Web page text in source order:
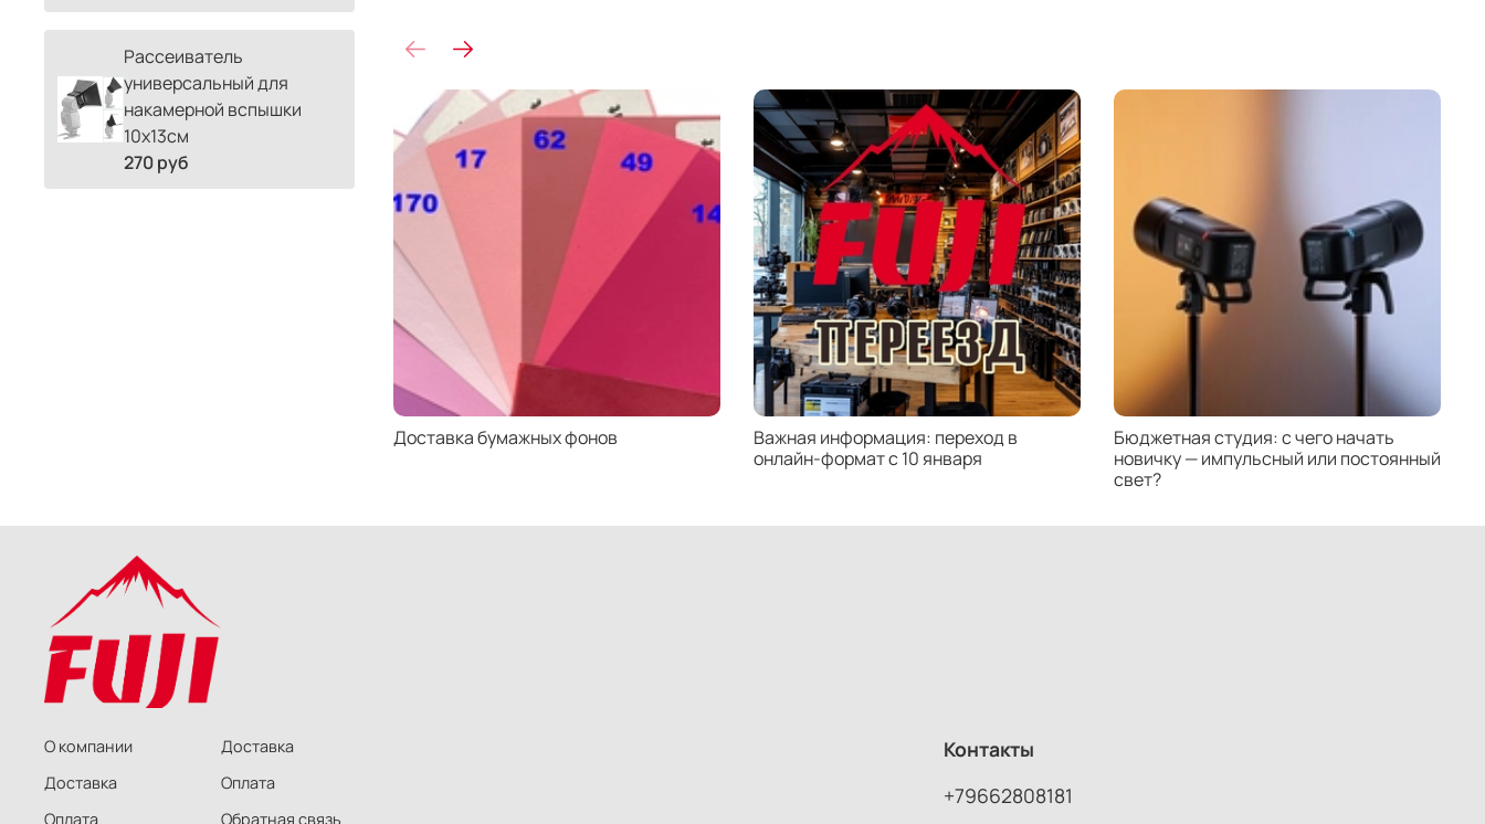
Доставка бумажных фонов
Важная информация: переход в
онлайн-формат с 10 января
Бюджетная студия: с чего начать
новичку — импульсный или постоянный
свет?
Рассеиватель
универсальный для
накамерной вспышки
10х13см
270 руб
О компании
Доставка
Оплата
Доставка
Оплата
Обратная связь
Контакты
+79662808181